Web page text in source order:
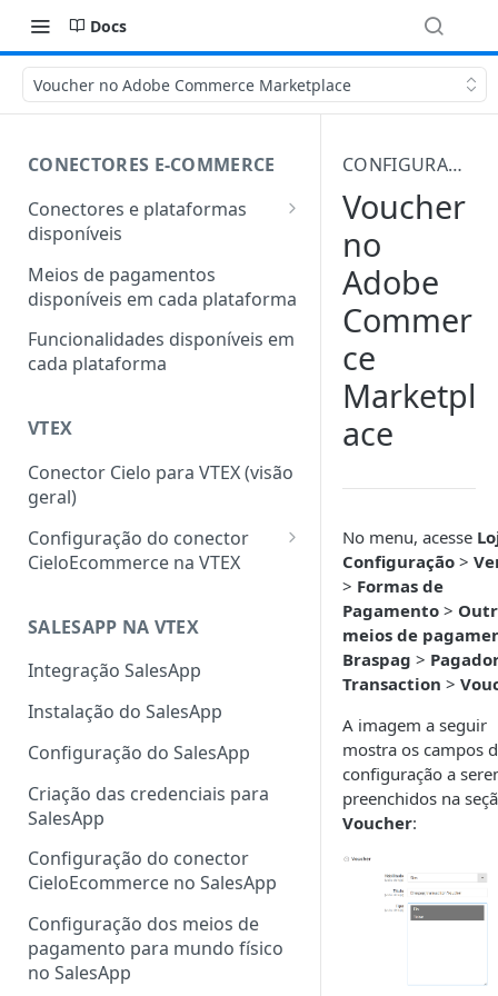
Docs
Voucher no Adobe Commerce Marketplace
CONECTORES E-COMMERCE
Conectores e plataformas
disponíveis
Outras plataformas também
conectadas com a Cielo
Meios de pagamentos
disponíveis em cada plataforma
Funcionalidades disponíveis em
cada plataforma
VTEX
Conector Cielo para VTEX (visão
geral)
Configuração do conector
CieloEcommerce na VTEX
Configuração de cartão de
digitais
Configuração de pagamentos
customizados
Funcionalidades
Configuração da
ClearSale na VTEX
Configuração do Fingerprint
Cybersource na VTEX
Cadastro de sellers para Split
de Pagamento
SALESAPP NA VTEX
Integração SalesApp
Instalação do SalesApp
Configuração do SalesApp
Criação das credenciais para
SalesApp
Configuração do conector
CieloEcommerce no SalesApp
Configuração dos meios de
pagamento para mundo físico
no SalesApp
CONFIGURAÇÃO DO ADOBE COMMERCE MARKETPLACE
Voucher
no
Adobe
Commer
ce
Marketpl
ace
No menu, acesse
Configuração >
> Formas de
Pagamento >
meios de
Braspag >
Transaction >
A imagem a seguir
mostra os campos
configuração a
preenchidos na
Voucher: